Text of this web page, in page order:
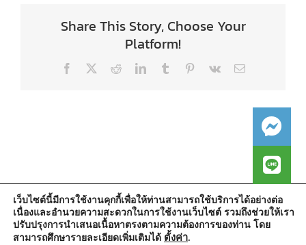
Share This Story, Choose Your
Platform!
Facebook RedditLinkedInTumblr Pinterest
Vk Email
สำนักงานองค์การบริหารส่วนตำบลวัดตูม
หมู่ที่ 5 ตำบลวัดตูม อำเภอพระนครศรีอยุธยา จังหวัดพระนครศรีอยุธยา
13000
เว็บไซต์นี้มีการใช้งานคุกกี้เพื่อให้ท่านสามารถใช้บริการได้อย่างต่อ
เนื่องและอำนวยความสะดวกในการใช้งานเว็บไซต์ รวมถึงช่วยให้เรา
ปรับปรุงการนำเสนอเนื้อหาตรงตามความต้องการของท่าน โดย
สามารถศึกษารายละเอียดเพิ่มเติมได้ ตั้งค่า.